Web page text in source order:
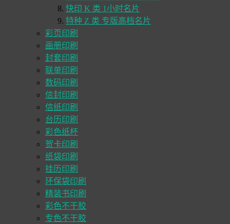
快印 K 类 1小时名片
特种 Z 类 专版高档名片
彩页印刷
画册印刷
封套印刷
联单印刷
数码印刷
信封印刷
信纸印刷
台历印刷
彩色纸杯
贺卡印刷
纸袋印刷
挂历印刷
环保袋印刷
精装书印刷
彩色不干胶
专色不干胶